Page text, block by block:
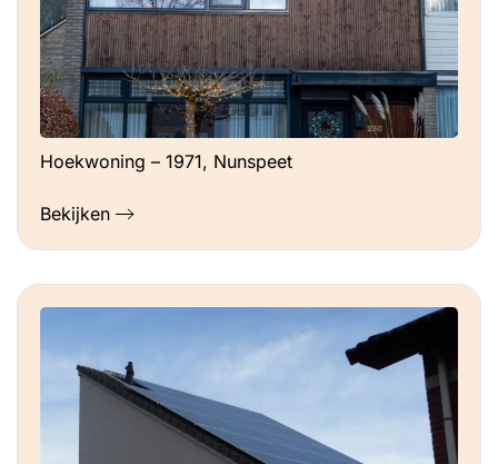
Hoekwoning – 1971, Nunspeet
Bekijken